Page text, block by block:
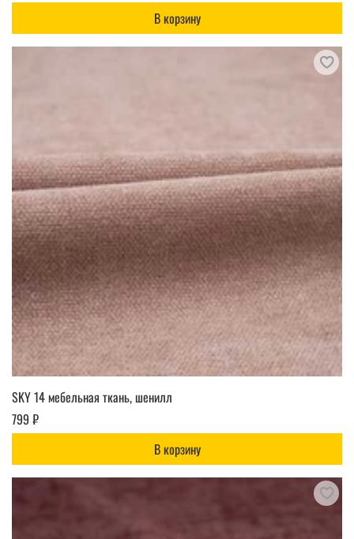
В корзину
SKY 14 мебельная ткань, шенилл
799 ₽
В корзину